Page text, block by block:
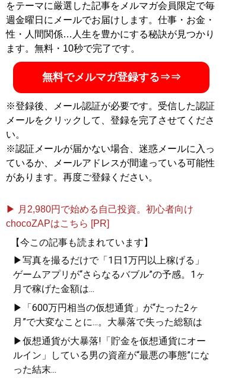
をテーマに厳選した記事をメルマガ会員限定で毎
週金曜日にメールでお届けします。仕事・お金・
性・人間関係…人生を豊かにする秘訣が見つかり
ます。無料・10秒で完了です。
無料でメルマガ登録する⇒⇒
※登録後、メール認証が必要です。受信した認証
メールをクリックして、登録を完了させてくださ
い。
※認証メールが届かない場合、迷惑メールに入っ
ているか、メールアドレスが間違っている可能性
があります。再度ご登録ください。
▶ 月2,980円で始める自己投資。初心者向け
chocoZAPはこちら [PR]
【今この記事も読まれています】
▶写真を撮るだけで「1日1万円以上稼げる」
ゲームアプリが“さらなるバブル”の予感。1ヶ
月で稼げた金額は...
▶「600万円相当の仮想通貨」が“たった2ヶ
月”で大変なことに...。大暴落で失った総額は
▶仮想通貨が大暴落!「貯金を仮想通貨にオー
ルイン」している男の資産が“最悪の事態”にな
った結末...